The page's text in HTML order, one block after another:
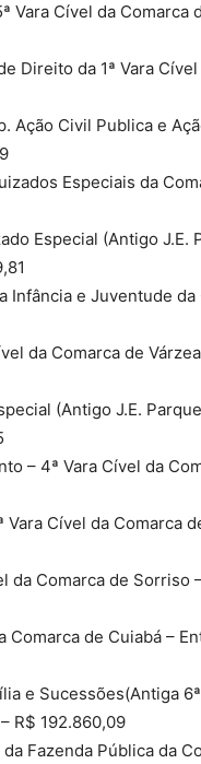
Vara Cível da Comarca
Direito da 1ª Vara
Ação Civil Publica e
Especiais da
Especial (Antigo J.E.
Infância e Juventude
da Comarca de
(Antigo J.E.
– 4ª Vara Cível da
Cível da Comarca
da Comarca de Sorriso
de Cuiabá –
e Sucessões(Antiga
R$ 192.860,09
Fazenda Pública da